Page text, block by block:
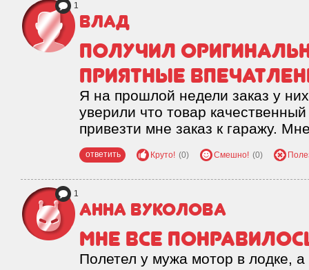
1
Влад
Получил
приятные
Я на прошлой недели заказ у
уверили что товар
привезти мне заказ к гаражу.
ответить Круто! (0) Смешно! (0)
1
Анна Вуколова
Мне все
Полетел у мужа мотор в лодке,